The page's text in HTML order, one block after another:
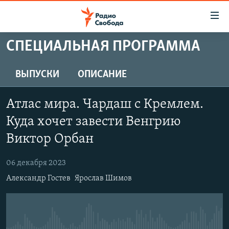
упрощенного
Вернуться
к
основному
содержанию
Вернутся
навигации
Вернутся
ПРОГРАММЫ
ПОДКАСТЫ
ЦИТАТЫ СВОБОДЫ
МНЕНИЯ
КУЛЬТУРА
IDEL.РЕАЛИИ
КАВКАЗ.РЕАЛИИ
СПЕЦИАЛЬНАЯ ПРОГРАММА
ВЫПУСКИ ОПИСАНИЕ
Атлас мира. Чардаш с Кремлем.
Куда хочет завести Венгрию
Виктор Орбан
06 декабря 2023
Александр Гостев Ярослав Шимов